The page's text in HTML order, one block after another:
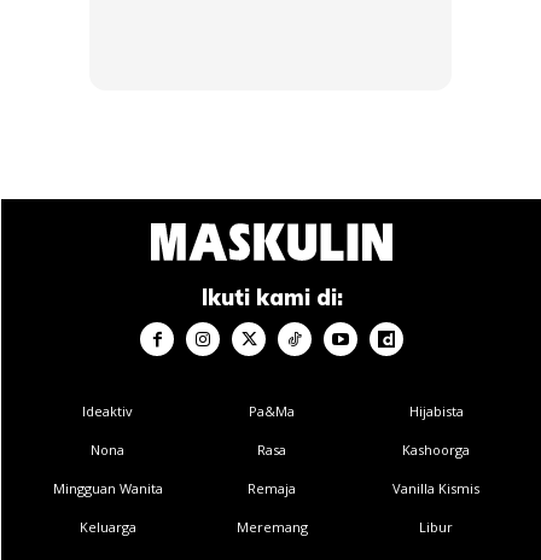
selamat serta merangsang,” tambah Amanda Lee.
Peluang Sertai Kempen Kesedaran
Selain itu, Royal Canin juga menekankan pentingnya
peranan doktor haiwan dalam memantau dan menilai
Kerjasama antara pemilik, komuniti pencinta kucing, dan
pakar veterinar adalah asas kepada misi Purrever Healthy.
Ikuti kami di:
Ideaktiv
Nona
Mingguan Wanita
Keluarga
Pa&Ma
Rasa
Remaja
Meremang
Hijabista
Kashoorga
Vanilla Kismis
Libur